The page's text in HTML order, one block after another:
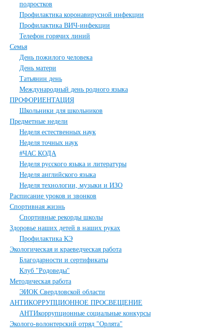
подростков
Профилактика коронавирусной инфекции
Профилактика ВИЧ-инфекции
Телефон горячих линий
Семья
День пожилого человека
День матери
Татьянин день
Международный день родного языка
ПРОФОРИЕНТАЦИЯ
Школьники для школьников
Предметные недели
Неделя естественных наук
Неделя точных наук
#ЧАС КОДА
Неделя русского языка и литературы
Неделя английского языка
Неделя технологии, музыки и ИЗО
Расписание уроков и звонков
Спортивная жизнь
Спортивные рекорды школы
Здоровье наших детей в наших руках
Профилактика КЭ
Экологическая и краеведческая работа
Благодарности и сертификаты
Клуб "Родоведы"
Методическая работа
ЭИОК Свердловской области
АНТИКОРРУПЦИОННОЕ ПРОСВЕЩЕНИЕ
АНТИкоррупционные социальные конкурсы
Эколого-волонтерский отряд "Орлята"